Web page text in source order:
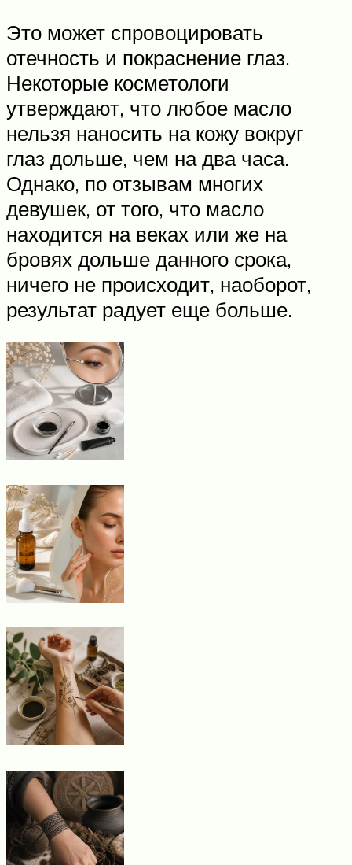
Это может спровоцировать
отечность и покраснение глаз.
Некоторые косметологи
утверждают, что любое масло
нельзя наносить на кожу вокруг
глаз дольше, чем на два часа.
Однако, по отзывам многих
девушек, от того, что масло
находится на веках или же на
бровях дольше данного срока,
ничего не происходит, наоборот,
результат радует еще больше.